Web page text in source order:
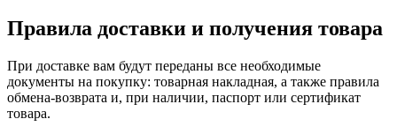
Правила доставки и получения товара
При доставке вам будут переданы все необходимые
документы на покупку: товарная накладная, а также правила
обмена-возврата и, при наличии, паспорт или сертификат
товара.